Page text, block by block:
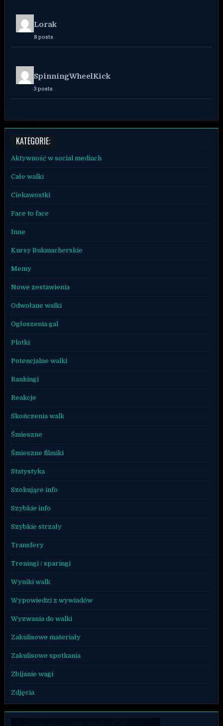
Lorak
8 posts
SpinningWheelKick
3 posts
KATEGORIE:
Aktywność w social mediach
Całe walki
Ciekawostki
Face to face
Inne
Kursy Bukmacherskie
Memy
Nowe zestawienia
Odwołane walki
Ogłoszenia gal
Plotki
Potencjalne walki
Rankingi
Reakcje
Skończenia walk
Śmieszne
Śmieszne filmiki
Statystyka
Szokujące info
Szybkie info
Szybkie strzały
Transfery
Treningi / sparingi
Wyniki walk
Wypowiedzi z wywiadów
Wyzwania do walki
Zakulisowe materiały
Zakulisowe spotkania
Zbijanie wagi
Zdjęcia